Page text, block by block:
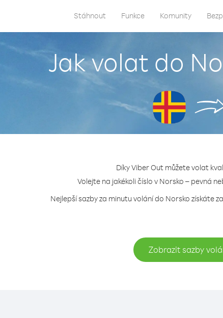
Stáhnout Funkce Komunity
Jak volat do
Díky Viber Out můžete volat
Volejte na jakékoli číslo v Norsko – pevná
Nejlepší sazby za minutu volání do Norsko získáte
Zobrazit sazby